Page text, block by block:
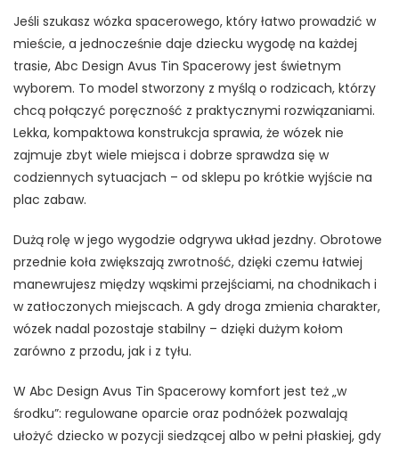
Jeśli szukasz wózka spacerowego, który łatwo prowadzić w
mieście, a jednocześnie daje dziecku wygodę na każdej
trasie, Abc Design Avus Tin Spacerowy jest świetnym
wyborem. To model stworzony z myślą o rodzicach, którzy
chcą połączyć poręczność z praktycznymi rozwiązaniami.
Lekka, kompaktowa konstrukcja sprawia, że wózek nie
zajmuje zbyt wiele miejsca i dobrze sprawdza się w
codziennych sytuacjach – od sklepu po krótkie wyjście na
plac zabaw.
Dużą rolę w jego wygodzie odgrywa układ jezdny. Obrotowe
przednie koła zwiększają zwrotność, dzięki czemu łatwiej
manewrujesz między wąskimi przejściami, na chodnikach i
w zatłoczonych miejscach. A gdy droga zmienia charakter,
wózek nadal pozostaje stabilny – dzięki dużym kołom
zarówno z przodu, jak i z tyłu.
W Abc Design Avus Tin Spacerowy komfort jest też „w
środku”: regulowane oparcie oraz podnóżek pozwalają
ułożyć dziecko w pozycji siedzącej albo w pełni płaskiej, gdy